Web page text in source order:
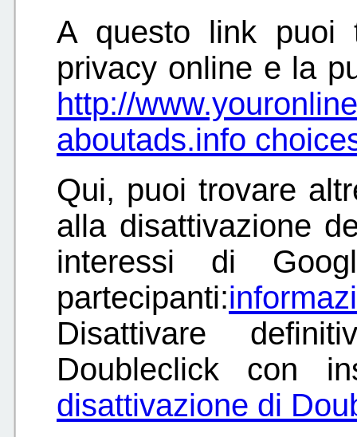
A questo link puoi
privacy online e la
http://
aboutads.info
Qui, puoi trovare
alla disattivazione
interessi di
partecipanti:
Disattivare
Doubleclick con
disattivazione di